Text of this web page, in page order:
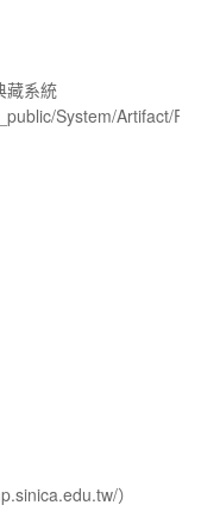
藏系統
System/Artifact/
）